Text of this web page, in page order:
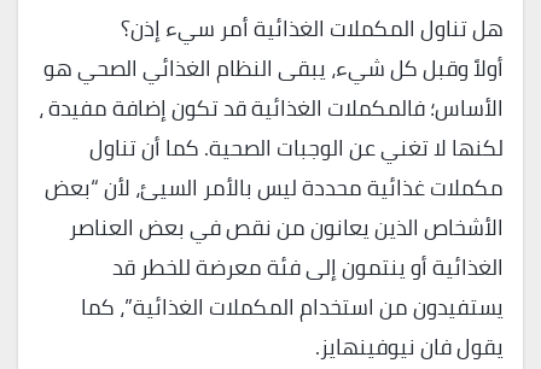
هل تناول المكملات الغذائية أمر سيء إذن؟
أولاً وقبل كل شيء، يبقى النظام الغذائي الصحي هو
الأساس؛ فالمكملات الغذائية قد تكون إضافة مفيدة ،
لكنها لا تغني عن الوجبات الصحية. كما أن تناول
مكملات غذائية محددة ليس بالأمر السيئ، لأن “بعض
الأشخاص الذين يعانون من نقص في بعض العناصر
الغذائية أو ينتمون إلى فئة معرضة للخطر قد
يستفيدون من استخدام المكملات الغذائية”، كما
يقول فان نيوفينهايز.